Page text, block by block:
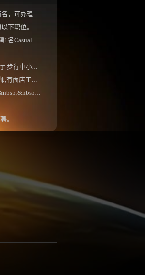
办理工签，...
下职位。
店员， 工作...
学校区、 独...
作经验更佳...
。
。